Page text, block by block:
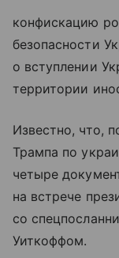
конфискацию
безопасности
о вступлении
территории
Известно, что,
Трампа по
четыре
на встрече
со
Уиткоффом.